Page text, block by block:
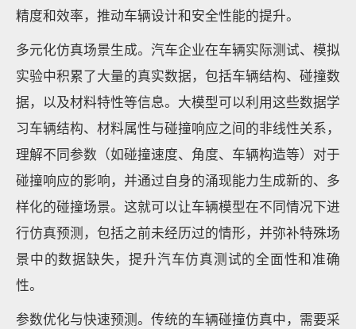
精度和效率，推动车辆设计和安全性能的提升。
多元化仿真场景生成。汽车企业在车辆实际测试、模拟
实验中积累了大量的真实数据，包括车辆结构、碰撞数
据，以及材料特性等信息。大模型可以利用这些数据学
习车辆结构、材料属性与碰撞响应之间的非线性关系，
理解不同参数（如碰撞速度、角度、车辆构造等）对于
碰撞响应的影响，并通过自身的涌现能力生成新的、多
样化的碰撞场景。这就可以让车辆模型在不同情况下进
行仿真预测，包括之前未经历过的情形，并弥补特殊场
景中的数据缺失，提升汽车仿真测试的全面性和准确
性。
参数优化与快速预测。传统的车辆碰撞仿真中，需要采